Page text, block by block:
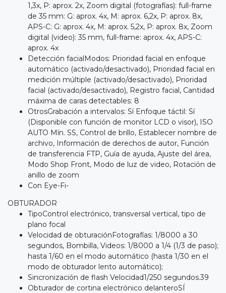
1,3x, P: aprox. 2x, Zoom digital (fotografías): full-frame
de 35 mm: G: aprox. 4x, M: aprox. 6,2x, P: aprox. 8x,
APS-C: G: aprox. 4x, M: aprox. 5,2x, P: aprox. 8x, Zoom
digital (video): 35 mm, full-frame: aprox. 4x, APS-C:
aprox. 4x
Detección facialModos: Prioridad facial en enfoque
automático (activado/desactivado), Prioridad facial en
medición múltiple (activado/desactivado), Prioridad
facial (activado/desactivado), Registro facial, Cantidad
máxima de caras detectables: 8
OtrosGrabación a intervalos: Sí Enfoque táctil: Sí
(Disponible con función de monitor LCD o visor), ISO
AUTO Mín. SS, Control de brillo, Establecer nombre de
archivo, Información de derechos de autor, Función
de transferencia FTP, Guía de ayuda, Ajuste del área,
Modo Shop Front, Modo de luz de video, Rotación de
anillo de zoom
Con Eye-Fi-
OBTURADOR
TipoControl electrónico, transversal vertical, tipo de
plano focal
Velocidad de obturaciónFotografías: 1/8000 a 30
segundos, Bombilla, Videos: 1/8000 a 1/4 (1/3 de paso);
hasta 1/60 en el modo automático (hasta 1/30 en el
modo de obturador lento automático);
Sincronización de flash Velocidad1/250 segundos.39
Obturador de cortina electrónico delanteroSÍ